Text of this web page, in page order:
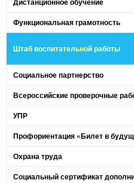
Функциональная грамотность
Штаб воспитательной работы
Социальное партнерство
Всероссийские проверочные
УПР
Профориентация «Билет в
Охрана труда
Социальный сертификат